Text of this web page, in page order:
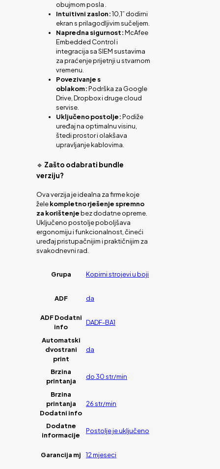
obujmom posla .
Intuitivni zaslon:10,1” dodirni
ekran s prilagodljivim sučeljem.
Napredna sigurnost:McAfee
Embedded Control i
integracija sa SIEM sustavima
za praćenje prijetnji u stvarnom
vremenu.
Povezivanje s
oblakom:Podrška za Google
Drive, Dropbox i druge cloud
servise.
Uključeno postolje:Podiže
uređaj na optimalnu visinu,
štedi prostor i olakšava
upravljanje kablovima.
🔹 Zašto odabrati bundle
verziju?
Ova verzija je idealna za firme koje
želekompletno rješenje spremno
za korištenjebez dodatne opreme.
Uključeno postolje poboljšava
ergonomiju i funkcionalnost, čineći
uređaj pristupačnijim i praktičnijim za
svakodnevni rad.
Grupa Kopirni strojevi u boji
ADF da
ADF Dodatni
info
DADF-BA1
Automatski
dvostrani
print
da
Brzina
printanja
do 30 str/min
Brzina
printanja
Dodatni info
26 str/min
Dodatne
informacije
Postolje je uključeno
Garancija mj 12 mjeseci